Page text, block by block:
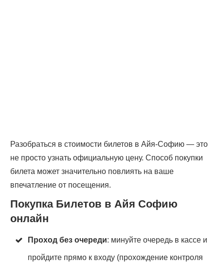
Разобраться в стоимости билетов в Айя-Софию — это
не просто узнать официальную цену. Способ покупки
билета может значительно повлиять на ваше
впечатление от посещения.
Покупка Билетов в Айя Софию
онлайн
Проход без очереди: минуйте очередь в кассе и
пройдите прямо к входу (прохождение контроля